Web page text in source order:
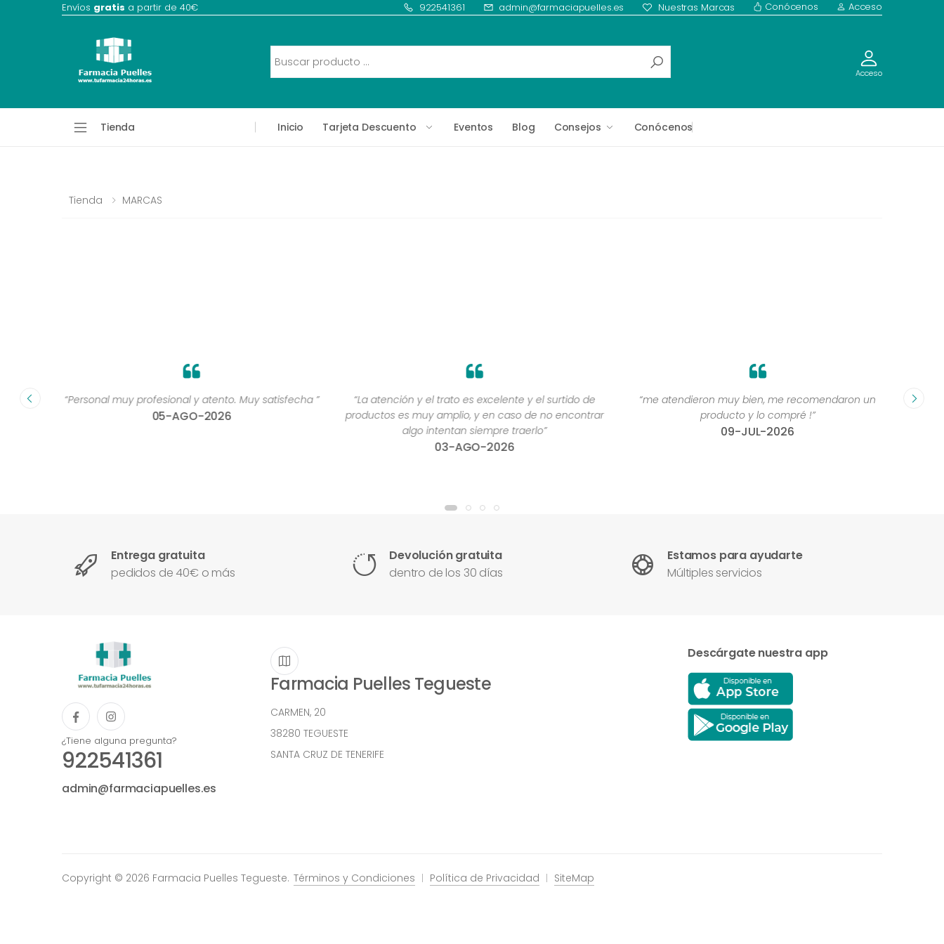
Envíos gratis a partir de 40€ 922541361 admin@farmaciapuelles.es Nuestras Marcas Conócenos Acceso
Acceso
Tienda Inicio Tarjeta Descuento Eventos Blog Consejos Conócenos
Tienda MARCAS
muy “Personal muy profesional y atento. Muy satisfecha ”
05-AGO-2026
“La atención y el trato es excelente y el surtido de
productos es muy amplio, y en caso de no encontrar
algo intentan siempre traerlo”
03-AGO-2026
“me atendieron muy bien, me recomendaron un
producto y lo compré !”
09-JUL-2026
Entrega gratuita
pedidos de 40€ o más
Devolución gratuita
dentro de los 30 días
Estamos para ayudarte
Múltiples servicios
¿Tiene alguna pregunta?
922541361
admin@farmaciapuelles.es
Farmacia Puelles Tegueste
CARMEN, 20
38280 TEGUESTE
SANTA CRUZ DE TENERIFE
Descárgate nuestra app
Copyright © 2026 Farmacia Puelles Tegueste. Términos y Condiciones Política de Privacidad SiteMap